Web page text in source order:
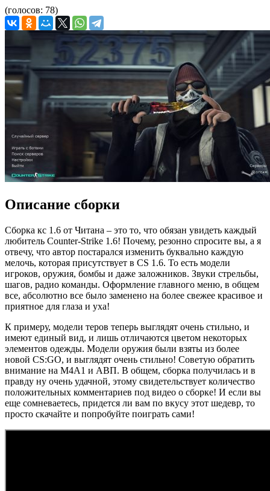
(голосов: 78)
Описание сборки
Сборка кс 1.6 от Читана – это то, что обязан увидеть каждый
любитель Counter-Strike 1.6! Почему, резонно спросите вы, а я
отвечу, что автор постарался изменить буквально каждую
мелочь, которая присутствует в CS 1.6. То есть модели
игроков, оружия, бомбы и даже заложников. Звуки стрельбы,
шагов, радио команды. Оформление главного меню, в общем
все, абсолютно все было заменено на более свежее красивое и
приятное для глаза и уха!
К примеру, модели теров теперь выглядят очень стильно, и
имеют единый вид, и лишь отличаются цветом некоторых
элементов одежды. Модели оружия были взяты из более
новой CS:GO, и выглядят очень стильно! Советую обратить
внимание на M4A1 и АВП. В общем, сборка получилась и в
правду ну очень удачной, этому свидетельствует количество
положительных комментариев под видео о сборке! И если вы
еще сомневаетесь, придется ли вам по вкусу этот шедевр, то
просто скачайте и попробуйте поиграть сами!